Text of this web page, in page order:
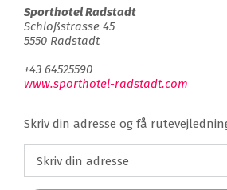
Sporthotel Radstadt
Schloßstrasse 45
5550 Radstadt
+43 64525590
www.sporthotel-radstadt.com
Skriv din adresse og få